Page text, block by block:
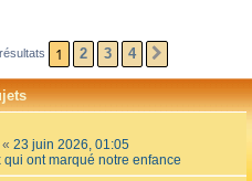
h
r
AVANCÉE
1 2 3 4
« 23 juin 2026, 01:05
qui ont marqué notre enfance